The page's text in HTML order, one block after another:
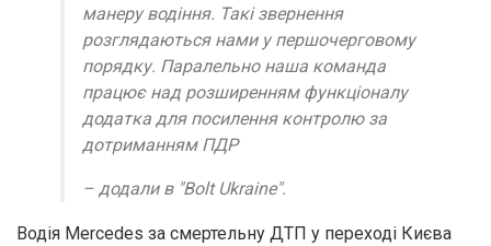
манеру водіння. Такі звернення
розглядаються нами у першочерговому
порядку. Паралельно наша команда
працює над розширенням функціоналу
додатка для посилення контролю за
дотриманням ПДР
– додали в "Bolt Ukraine".
Водія Mercedes за смертельну ДТП у переході Києва